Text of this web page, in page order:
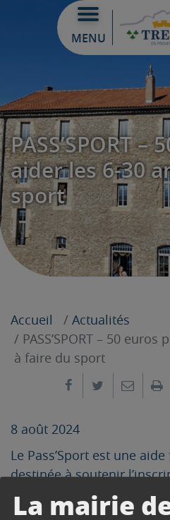
La mairie
MENU
PASS’SPORT
aider les 6-30
sport
Accueil
Actualités
PASS’SPORT – 50
à faire du sport
Partager sur
Partager
8 août 2024
Le Pass’Sport est une
destinée à soutenir
pratique du sport de plus
jeunes en France, âgés de